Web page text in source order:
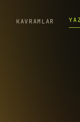
KAVRAMLAR